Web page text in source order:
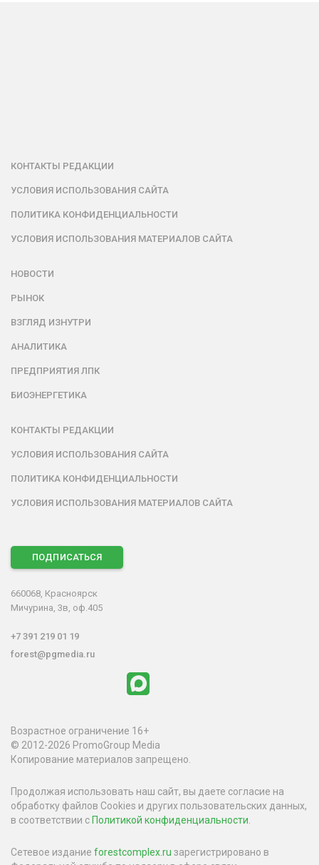
КОНТАКТЫ РЕДАКЦИИ
УСЛОВИЯ ИСПОЛЬЗОВАНИЯ САЙТА
ПОЛИТИКА КОНФИДЕНЦИАЛЬНОСТИ
УСЛОВИЯ ИСПОЛЬЗОВАНИЯ МАТЕРИАЛОВ САЙТА
НОВОСТИ
РЫНОК
ВЗГЛЯД ИЗНУТРИ
АНАЛИТИКА
ПРЕДПРИЯТИЯ ЛПК
БИОЭНЕРГЕТИКА
КОНТАКТЫ РЕДАКЦИИ
УСЛОВИЯ ИСПОЛЬЗОВАНИЯ САЙТА
ПОЛИТИКА КОНФИДЕНЦИАЛЬНОСТИ
УСЛОВИЯ ИСПОЛЬЗОВАНИЯ МАТЕРИАЛОВ САЙТА
ПОДПИСАТЬСЯ
660068, Красноярск
Мичурина, 3в, оф.405
+7 391 219 01 19
forest@pgmedia.ru
Возрастное ограничение 16+
© 2012-2026 PromoGroup Media
Копирование материалов запрещено.
Продолжая использовать наш сайт, вы даете согласие на
обработку файлов Cookies и других пользовательских данных,
в соответствии с Политикой конфиденциальности
Сетевое издание forestcomplex.ru зарегистрировано в